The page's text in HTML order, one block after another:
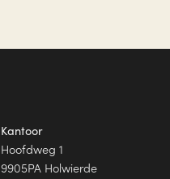
Kantoor
Hoofdweg 1
9905PA Holwierde